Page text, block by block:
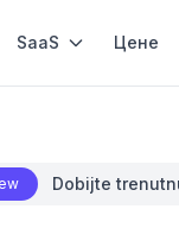
SaaS Цене
Dobijte